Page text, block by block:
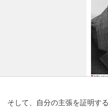
そして、自分の主張を証明す